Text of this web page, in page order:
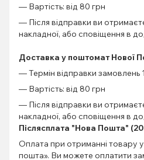
— Вартість: від 80 грн
— Після відправки ви
накладної, або сповіщення в
Доставка у поштомат Нової
— Термін відправки замовлень
— Вартість: від 80 грн
— Після відправки ви
накладної, або сповіщення в
Післясплата "Нова Пошта" (20
Оплата при отриманні товару
пошта». Ви можете оплатити